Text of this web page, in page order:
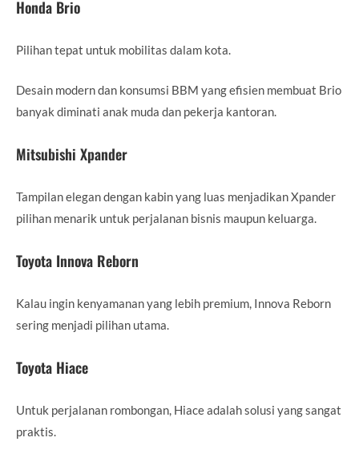
Honda Brio
Pilihan tepat untuk mobilitas dalam kota.
Desain modern dan konsumsi BBM yang efisien membuat Brio
banyak diminati anak muda dan pekerja kantoran.
Mitsubishi Xpander
Tampilan elegan dengan kabin yang luas menjadikan Xpander
pilihan menarik untuk perjalanan bisnis maupun keluarga.
Toyota Innova Reborn
Kalau ingin kenyamanan yang lebih premium, Innova Reborn
sering menjadi pilihan utama.
Toyota Hiace
Untuk perjalanan rombongan, Hiace adalah solusi yang sangat
praktis.